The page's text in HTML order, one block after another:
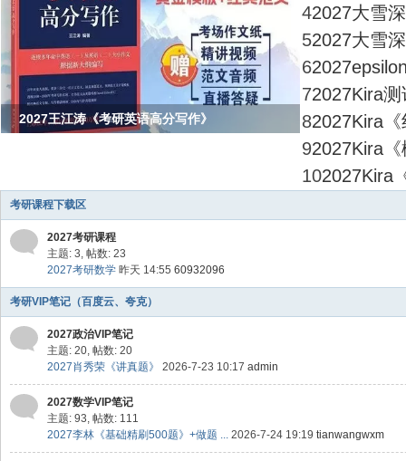
2027王江涛《考研英语高分写作》
42027大雪
52027大雪
6
72027Kira
82027Kira
92027Kira
102027Kira
考研课程下载区
2027考研课程
主题: 3, 帖数: 23
2027考研数学 昨天 14:55 60932096
考研VIP笔记（百度云、夸克）
2027政治VIP笔记
主题: 20, 帖数: 20
2027肖秀荣《讲真题》
2026-7-23 10:17 admin
2027数学VIP笔记
主题: 93, 帖数: 111
2027李林《基础精刷500题》+做题 ... 2026-7-24 19:19 tianwangwxm